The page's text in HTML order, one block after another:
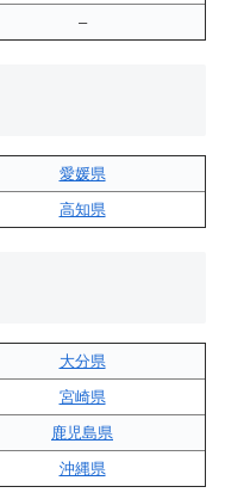
–
愛媛県
高知県
大分県
宮崎県
鹿児島県
沖縄県